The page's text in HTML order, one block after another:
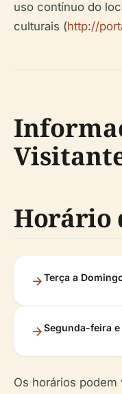
uso contínuo do
culturais (http://
Horário
Terça a
Segunda-feira
Os horários podem